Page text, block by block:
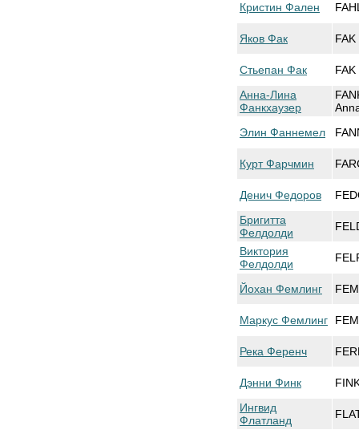
Кристин Фален
Яков Фак
Стьепан Фак
Анна-Лина
Фанкхаузер
Элин Фаннемел
Курт Фарчмин
Денич Федоров
Бригитта
Фелдолди
Виктория
Фелдолди
Йохан Фемлинг
Маркус Фемлинг
Река Ференч
Дэнни Финк
Ингвид
Флатланд